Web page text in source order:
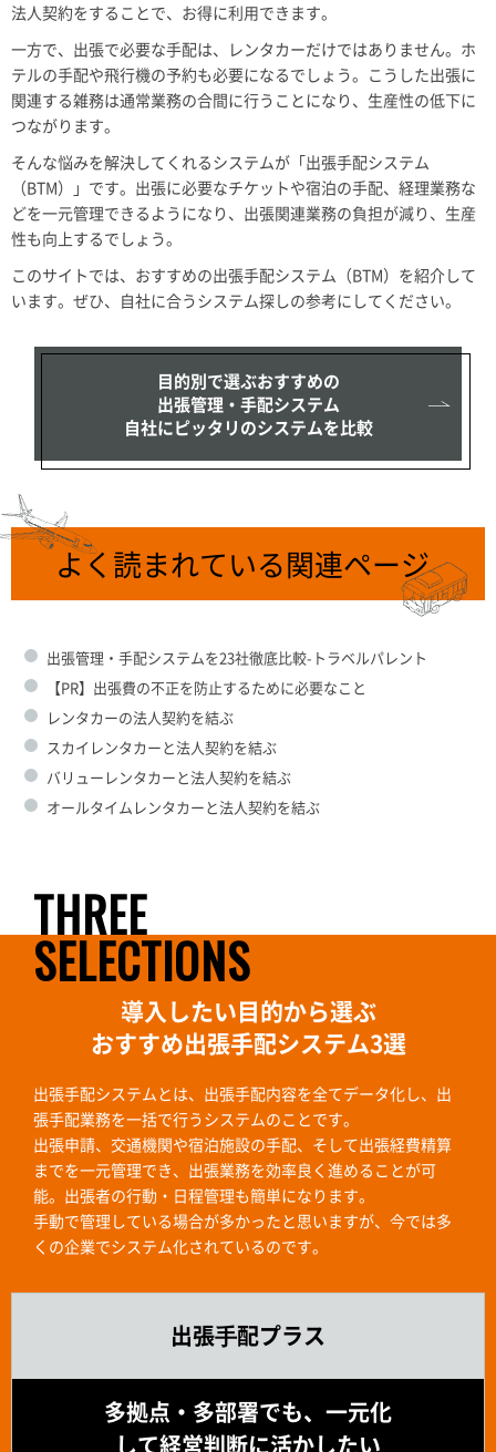
法人契約をすることで、お得に利用できます。
一方で、出張で必要な手配は、レンタカーだけではありません。ホ
テルの手配や飛行機の予約も必要になるでしょう。こうした出張に
関連する雑務は通常業務の合間に行うことになり、生産性の低下に
つながります。
そんな悩みを解決してくれるシステムが「出張手配システム
（BTM）」です。出張に必要なチケットや宿泊の手配、経理業務な
どを一元管理できるようになり、出張関連業務の負担が減り、生産
性も向上するでしょう。
このサイトでは、おすすめの出張手配システム（BTM）を紹介して
います。ぜひ、自社に合うシステム探しの参考にしてください。
目的別で選ぶおすすめの
出張管理・手配システム
自社にピッタリのシステムを比較
よく読まれている関連ページ
出張管理・手配システムを23社徹底比較-トラベルパレント
【PR】出張費の不正を防止するために必要なこと
レンタカーの法人契約を結ぶ
スカイレンタカーと法人契約を結ぶ
バリューレンタカーと法人契約を結ぶ
オールタイムレンタカーと法人契約を結ぶ
THREE
SELECTIONS
導入したい目的から選ぶ
おすすめ出張手配システム3選
出張手配システムとは、出張手配内容を全てデータ化し、出
張手配業務を一括で行うシステムのことです。
出張申請、交通機関や宿泊施設の手配、そして出張経費精算
までを一元管理でき、出張業務を効率良く進めることが可
能。出張者の行動・日程管理も簡単になります。
手動で管理している場合が多かったと思いますが、今では多
くの企業でシステム化されているのです。
出張⼿配プラス
多拠点・多部署でも、一元化
して経営判断に活かしたい